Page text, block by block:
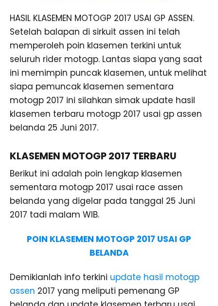
HASIL KLASEMEN MOTOGP 2017 USAI GP ASSEN.
Setelah balapan di sirkuit assen ini telah
memperoleh poin klasemen terkini untuk
seluruh rider motogp. Lantas siapa yang saat
ini memimpin puncak klasemen, untuk melihat
siapa pemuncak klasemen sementara
motogp 2017 ini silahkan simak update hasil
klasemen terbaru motogp 2017 usai gp assen
belanda 25 Juni 2017.
KLASEMEN MOTOGP 2017 TERBARU
Berikut ini adalah poin lengkap klasemen
sementara motogp 2017 usai race assen
belanda yang digelar pada tanggal 25 Juni
2017 tadi malam WIB.
POIN KLASEMEN MOTOGP 2017 USAI GP
BELANDA
Demikianlah info terkini update hasil motogp
assen 2017 yang meliputi pemenang GP